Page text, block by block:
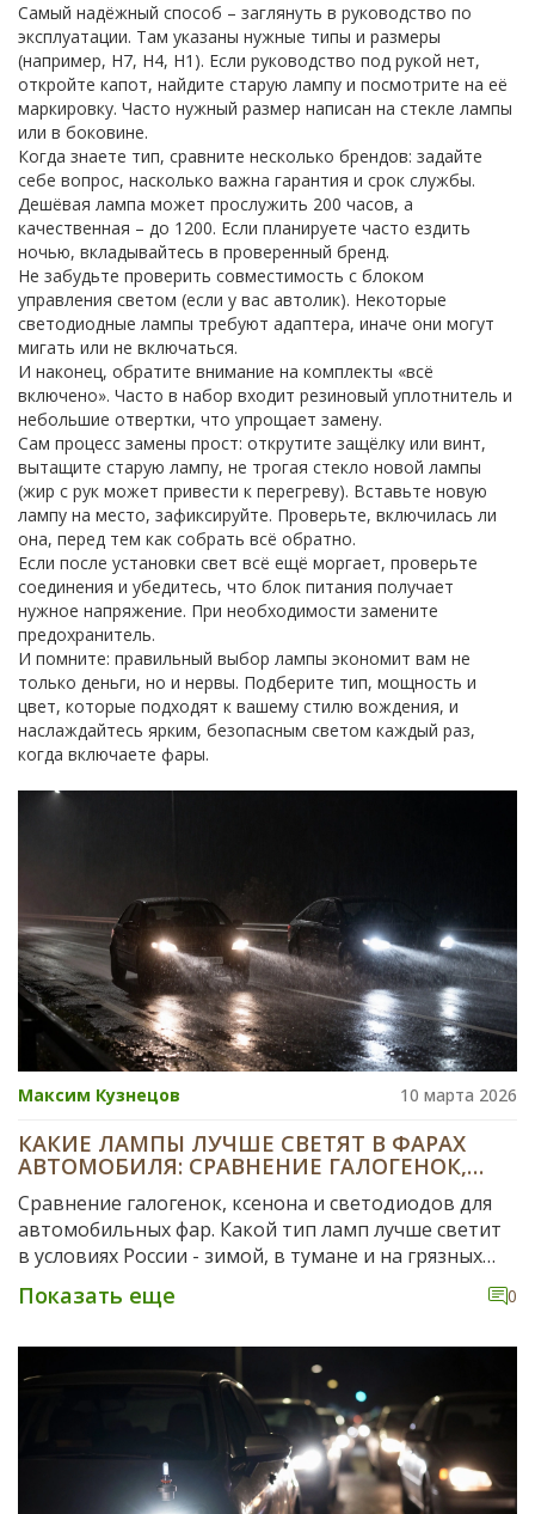
Самый надёжный способ – заглянуть в руководство по
эксплуатации. Там указаны нужные типы и размеры
(например, H7, H4, H1). Если руководство под рукой нет,
откройте капот, найдите старую лампу и посмотрите на её
маркировку. Часто нужный размер написан на стекле лампы
или в боковине.
Когда знаете тип, сравните несколько брендов: задайте
себе вопрос, насколько важна гарантия и срок службы.
Дешёвая лампа может прослужить 200 часов, а
качественная – до 1200. Если планируете часто ездить
ночью, вкладывайтесь в проверенный бренд.
Не забудьте проверить совместимость с блоком
управления светом (если у вас автолик). Некоторые
светодиодные лампы требуют адаптера, иначе они могут
мигать или не включаться.
И наконец, обратите внимание на комплекты «всё
включено». Часто в набор входит резиновый уплотнитель и
небольшие отвертки, что упрощает замену.
Сам процесс замены прост: открутите защёлку или винт,
вытащите старую лампу, не трогая стекло новой лампы
(жир с рук может привести к перегреву). Вставьте новую
лампу на место, зафиксируйте. Проверьте, включилась ли
она, перед тем как собрать всё обратно.
Если после установки свет всё ещё моргает, проверьте
соединения и убедитесь, что блок питания получает
нужное напряжение. При необходимости замените
предохранитель.
И помните: правильный выбор лампы экономит вам не
только деньги, но и нервы. Подберите тип, мощность и
цвет, которые подходят к вашему стилю вождения, и
наслаждайтесь ярким, безопасным светом каждый раз,
когда включаете фары.
Максим Кузнецов 10 марта 2026
КАКИЕ ЛАМПЫ ЛУЧШЕ СВЕТЯТ В ФАРАХ
АВТОМОБИЛЯ: СРАВНЕНИЕ ГАЛОГЕНОК,
КСЕНОНА И СВЕТОДИОДОВ
Сравнение галогенок, ксенона и светодиодов для
автомобильных фар. Какой тип ламп лучше светит
в условиях России - зимой, в тумане и на грязных
дорогах. Правила ПДД, цены, сроки службы и
реальные советы от водителя.
Показать еще 0